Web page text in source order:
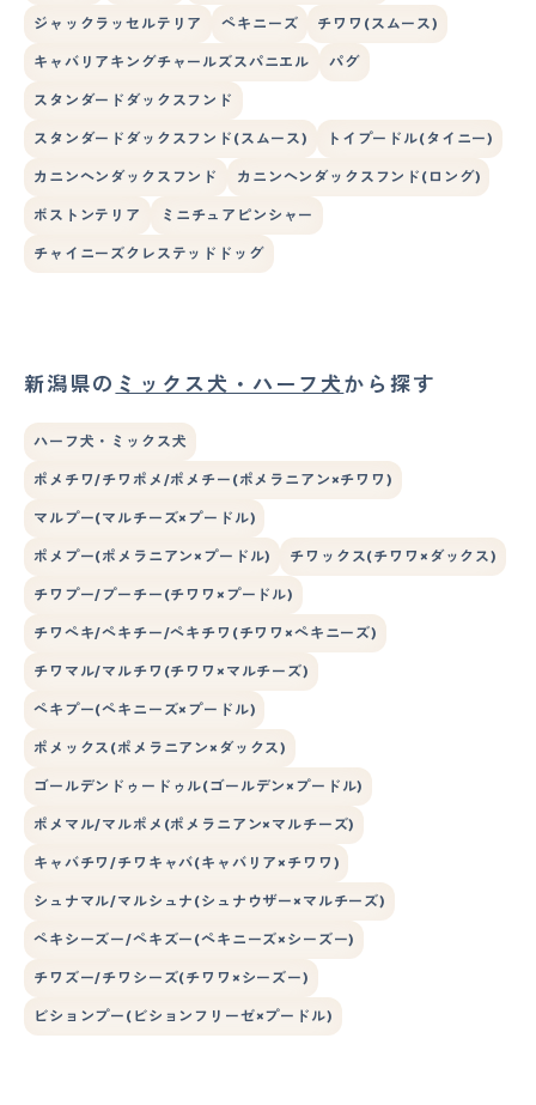
ジャックラッセルテリア ペキニーズ チワワ(スムース)
キャバリアキングチャールズスパニエル パグ
スタンダードダックスフンド
スタンダードダックスフンド(スムース) トイプードル(タイニー)
カニンヘンダックスフンド カニンヘンダックスフンド(ロング)
ボストンテリア ミニチュアピンシャー
チャイニーズクレステッドドッグ
新潟県の ミックス犬・ハーフ犬から探す
ハーフ犬・ミックス犬
ポメチワ/チワポメ/ポメチー(ポメラニアン×チワワ)
マルプー(マルチーズ×プードル)
ポメプー(ポメラニアン×プードル) チワックス(チワワ×ダックス)
チワプー/プーチー(チワワ×プードル)
チワペキ/ペキチー/ペキチワ(チワワ×ペキニーズ)
チワマル/マルチワ(チワワ×マルチーズ)
ペキプー(ペキニーズ×プードル)
ポメックス(ポメラニアン×ダックス)
ゴールデンドゥードゥル(ゴールデン×プードル)
ポメマル/マルポメ(ポメラニアン×マルチーズ)
キャバチワ/チワキャバ(キャバリア×チワワ)
シュナマル/マルシュナ(シュナウザー×マルチーズ)
ペキシーズー/ペキズー(ペキニーズ×シーズー)
チワズー/チワシーズ(チワワ×シーズー)
ビションプー(ビションフリーゼ×プードル)